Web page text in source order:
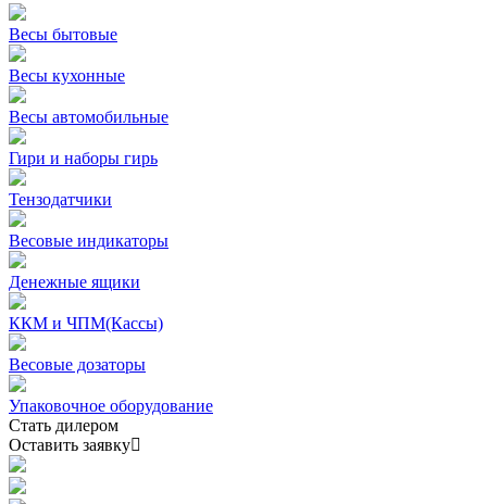
Весы бытовые
Весы кухонные
Весы автомобильные
Гири и наборы гирь
Тензодатчики
Весовые индикаторы
Денежные ящики
ККМ и ЧПМ(Кассы)
Весовые дозаторы
Упаковочное оборудование
Стать дилером
Оставить заявку